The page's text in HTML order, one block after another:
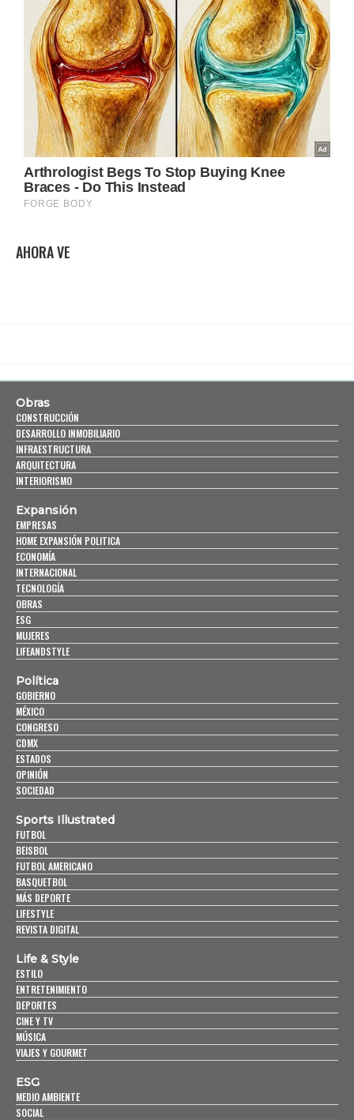
AHORA VE
Obras
CONSTRUCCIÓN
DESARROLLO INMOBILIARIO
INFRAESTRUCTURA
ARQUITECTURA
INTERIORISMO
Expansión
EMPRESAS
HOME EXPANSIÓN POLITICA
ECONOMÍA
INTERNACIONAL
TECNOLOGÍA
OBRAS
ESG
MUJERES
LIFEANDSTYLE
Política
GOBIERNO
MÉXICO
CONGRESO
CDMX
ESTADOS
OPINIÓN
SOCIEDAD
Sports Illustrated
FUTBOL
BEISBOL
FUTBOL AMERICANO
BASQUETBOL
MÁS DEPORTE
LIFESTYLE
REVISTA DIGITAL
Life & Style
ESTILO
ENTRETENIMIENTO
DEPORTES
CINE Y TV
MÚSICA
VIAJES Y GOURMET
ESG
MEDIO AMBIENTE
SOCIAL